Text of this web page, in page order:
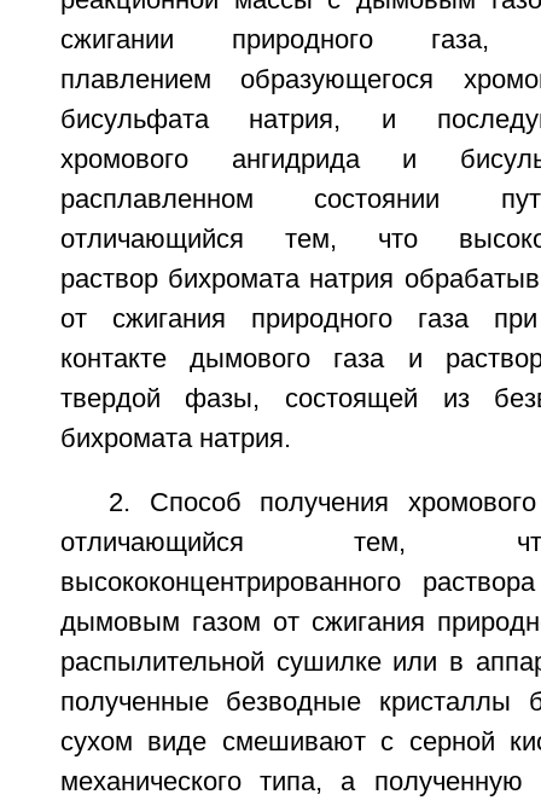
сжигании природного газа,
плавлением образующегося
бисульфата натрия, и
хромового ангидрида и
расплавленном состоянии
отличающийся тем, что
раствор бихромата натрия
от сжигания природного газа при
контакте дымового газа и
твердой фазы, состоящей из
бихромата натрия.
2. Способ получения
отличающийся тем,
высококонцентрированного
дымовым газом от сжигания
распылительной сушилке или в
полученные безводные кристаллы
сухом виде смешивают с серной
механического типа, а полученную